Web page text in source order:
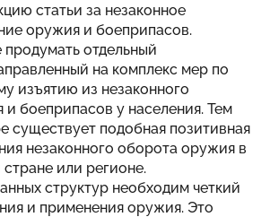
статьи за незаконное
оружия и боеприпасов.
отдельный
на комплекс мер по
изъятию из незаконного
боеприпасов у населения. Тем
существует подобная позитивная
незаконного оборота оружия в
стране или регионе.
структур необходим четкий
и применения оружия. Это